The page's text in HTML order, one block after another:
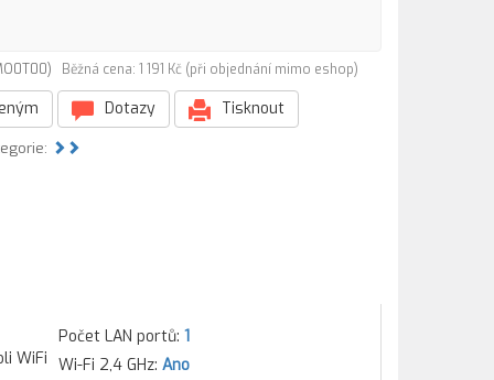
Běžná cena: 1 191 Kč (při objednání mimo eshop)
Dotazy Tisknout
WiFi
Počet LAN portů: 1
Wi-Fi 2,4 GHz: Ano